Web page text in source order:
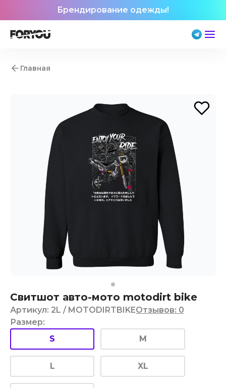
Брендирование одежды!
Главная
Свитшот авто-мото motodirt bike
Артикул: 2L / MOTODIRTBIKEОтзывов: 0
Размер:
S
M
L XL